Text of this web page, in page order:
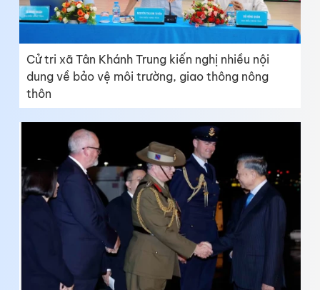
Cử tri xã Tân Khánh Trung kiến nghị nhiều nội
dung về bảo vệ môi trường, giao thông nông
thôn